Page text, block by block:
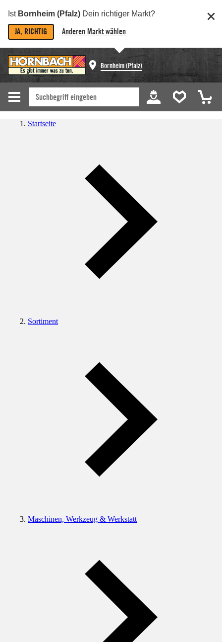
Ist Bornheim (Pfalz) Dein richtiger Markt?
JA, RICHTIG Anderen Markt wählen
Bornheim (Pfalz)
Startseite
Sortiment
Maschinen, Werkzeug & Werkstatt